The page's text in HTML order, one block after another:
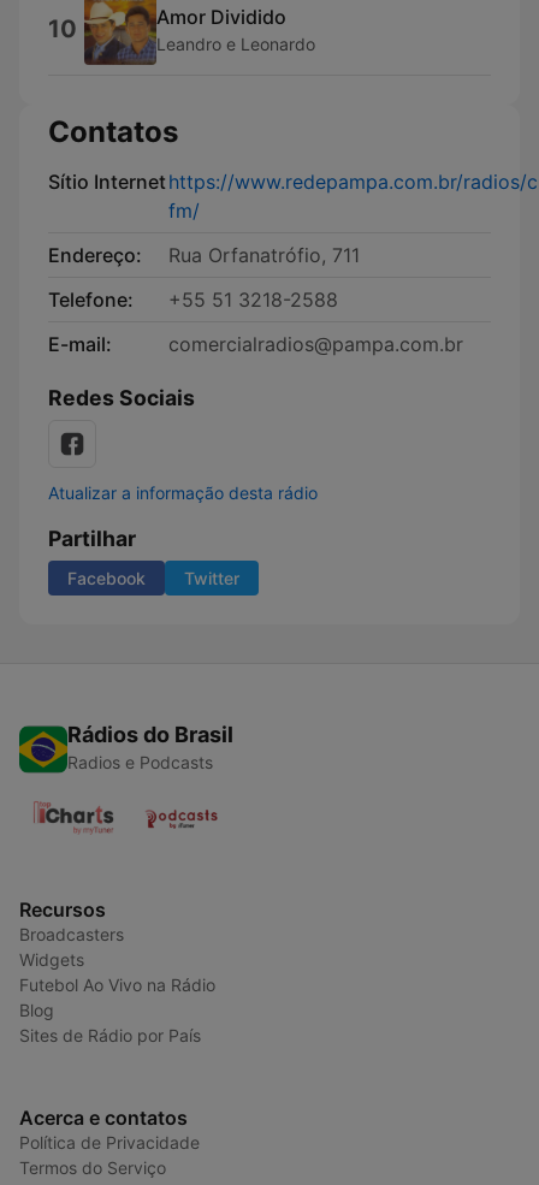
10 Amor Dividido
Leandro e Leonardo
Contatos
Sítio Internethttps://www.redepampa.com.br/radios/
fm/
Endereço:
Rua Orfanatrófio, 711
Telefone:
+55 51 3218-2588
E-mail:
comercialradios@pampa.com.br
Redes Sociais
Atualizar a informação desta rádio
Partilhar
Facebook Twitter
Rádios do Brasil
Radios e Podcasts
Recursos
Broadcasters
Widgets
Futebol Ao Vivo na Rádio
Blog
Sites de Rádio por País
Acerca e contatos
Política de Privacidade
Termos do Serviço